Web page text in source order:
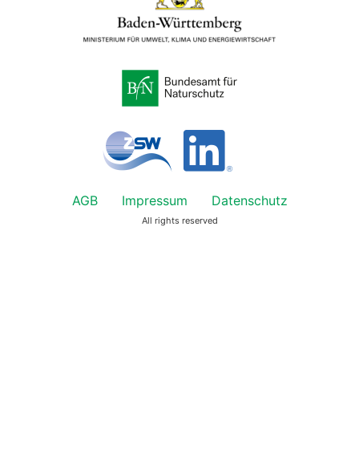
AGB Impressum Datenschutz
All rights reserved